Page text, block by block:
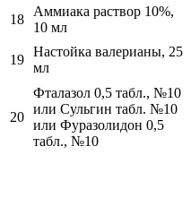
18
Аммиака раствор 10%,
10 мл
19
Настойка валерианы, 25
мл
20
Фталазол 0,5 табл., №10
или Сульгин табл. №10
или Фуразолидон 0,5
табл., №10